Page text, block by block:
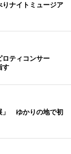
ナイトミュージア
ロティコンサー
す
」 ゆかりの地で初